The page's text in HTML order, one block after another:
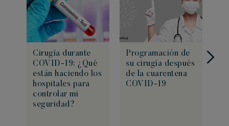
Cirugía durante
COVID-19: ¿Qué
están haciendo los
hospitales para
controlar mi
seguridad?
Programación de
su cirugía después
de la cuarentena
COVID-19